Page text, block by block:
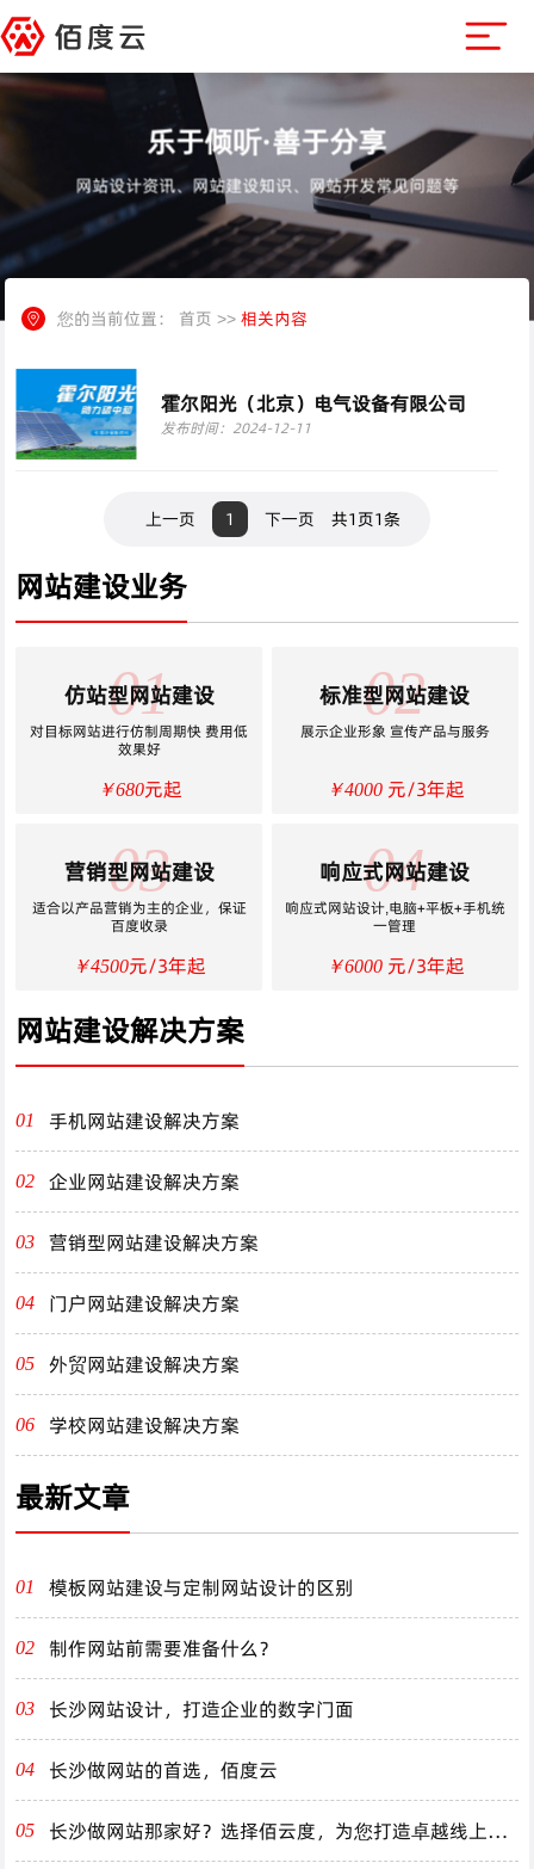
乐于倾听·善于分享
网站设计资讯、网站建设知识、网站开发常见问题等
您的当前位置： 首页 >>相关内容
霍尔阳光（北京）电气设备有限公司
发布时间：2024-12-11
上一页 1 下一页 共1页1条
网站建设业务
01
仿站型网站建设
对目标网站进行仿制周期快 费用低
效果好
￥680元起
02
标准型网站建设
展示企业形象 宣传产品与服务
￥4000元/3年起
03
营销型网站建设
适合以产品营销为主的企业，保证
百度收录
￥4500元/3年起
04
响应式网站建设
响应式网站设计,电脑+平板+手机统
一管理
￥6000元/3年起
网站建设解决方案
01 手机网站建设解决方案
02 企业网站建设解决方案
03 营销型网站建设解决方案
04 门户网站建设解决方案
05 外贸网站建设解决方案
06 学校网站建设解决方案
最新文章
01 模板网站建设与定制网站设计的区别
02 制作网站前需要准备什么？
03 长沙网站设计，打造企业的数字门面
04 长沙做网站的首选，佰度云
05
长沙做网站那家好？选择佰云度，为您打造卓越线上体
验！